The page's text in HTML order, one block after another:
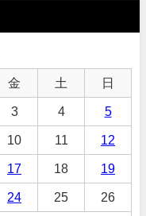
金 土 日
3 4 5
10 11 12
17 18 19
24 25 26